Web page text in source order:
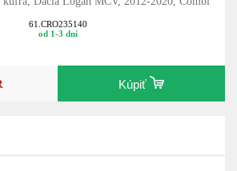
61.CRO235140
od 1-3 dní
Kúpiť